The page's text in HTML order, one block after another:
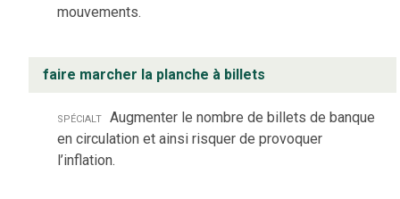
mouvements.
faire marcher la planche à billets
spécialt Augmenter le nombre de billets de banque
en circulation et ainsi risquer de provoquer
l’inflation.